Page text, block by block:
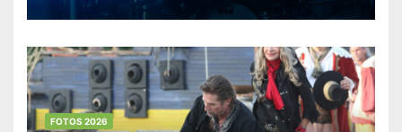
FOTOS 2026